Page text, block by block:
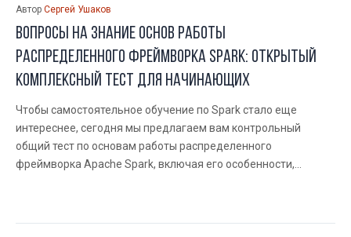
Автор Сергей Ушаков
Вопросы на знание основ работы
распределенного фреймворка Spark: открытый
комплексный тест для начинающих
Чтобы самостоятельное обучение по Spark стало еще
интереснее, сегодня мы предлагаем вам контрольный
общий тест по основам работы распределенного
фреймворка Apache Spark, включая его особенности,...